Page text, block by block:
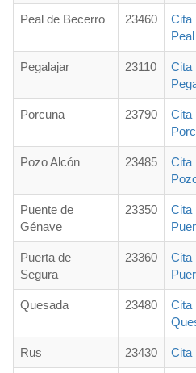
Peal de Becerro 23460
Cita
Pegalajar 23110
Cita
Porcuna 23790
Cita
Pozo Alcón 23485
Cita
Puente de
Génave
23350
Cita
Puerta de
Segura
23360
Cita
Quesada 23480
Cita
Rus 23430 Cita